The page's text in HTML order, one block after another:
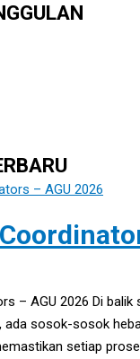
– AGU 2026 Di balik
ada sosok-sosok
setiap